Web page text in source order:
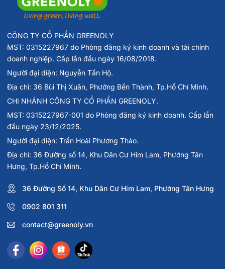
CÔNG TY CỔ PHẦN GREENOLY
MST: 0315227967 do Phòng đăng ký kinh doanh và tài chính
doanh nghiệp. Cấp lần đầu ngày 16/08/2018.
Người đại diện: Nguyễn Tấn Hộ.
Địa chỉ: 36 Bùi Thị Xuân, Phường Bến Thành, Tp.Hồ Chí Minh.
CHI NHÁNH CÔNG TY CỔ PHẦN GREENOLY.
MST: 0315227967-001 do Phòng đăng ký kinh doanh. Cấp lần
đầu ngày 23/12/2025.
Người đại diện: Trần Hoài Phương Thảo.
Địa chỉ: 36 Đường số 14, Khu Dân Cư Him Lam, Phường Tân
Hưng, Tp.Hồ Chí Minh.
36 Đường Số 14, Khu Dân Cư Him Lam, Phường Tân Hưng
0902 801 311
contact@greenoly.vn